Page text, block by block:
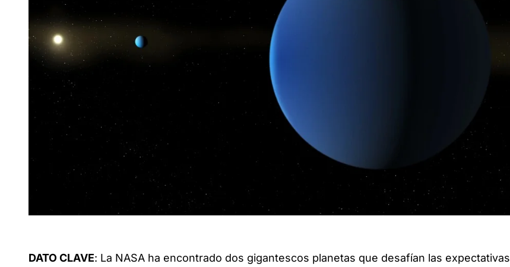
DATO CLAVE: La NASA ha encontrado dos gigantescos planetas que desafían las expectativas